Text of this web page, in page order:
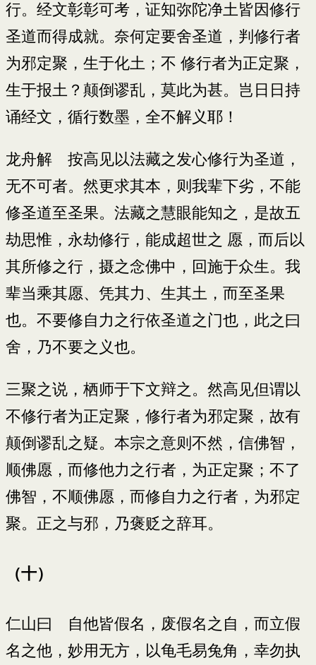
行。经文彰彰可考，证知弥陀净土皆因修行
圣道而得成就。奈何定要舍圣道，判修行者
为邪定聚，生于化土；不 修行者为正定聚，
生于报土？颠倒谬乱，莫此为甚。岂日日持
诵经文，循行数墨，全不解义耶！
龙舟解 按高见以法藏之发心修行为圣道，
无不可者。然更求其本，则我辈下劣，不能
修圣道至圣果。法藏之慧眼能知之，是故五
劫思惟，永劫修行，能成超世之 愿，而后以
其所修之行，摄之念佛中，回施于众生。我
辈当乘其愿、凭其力、生其土，而至圣果
也。不要修自力之行依圣道之门也，此之曰
舍，乃不要之义也。
三聚之说，栖师于下文辩之。然高见但谓以
不修行者为正定聚，修行者为邪定聚，故有
颠倒谬乱之疑。本宗之意则不然，信佛智，
顺佛愿，而修他力之行者，为正定聚；不了
佛智，不顺佛愿，而修自力之行者，为邪定
聚。正之与邪，乃褒贬之辞耳。
（十）
仁山曰 自他皆假名，废假名之自，而立假
名之他，妙用无方，以龟毛易兔角，幸勿执